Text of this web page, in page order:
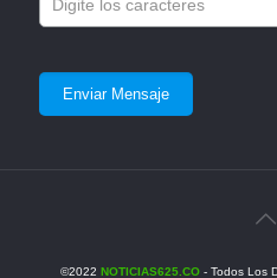
©2022 NOTICIAS625.CO- Todos Los